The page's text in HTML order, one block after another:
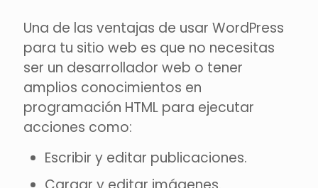
Una de las ventajas de usar WordPress
para tu sitio web es que no necesitas
ser un desarrollador web o tener
amplios conocimientos en
programación HTML para ejecutar
acciones como:
Escribir y editar publicaciones.